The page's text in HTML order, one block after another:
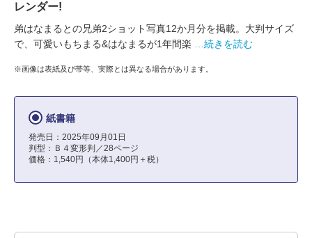
レンダー!
弟はなまるとの兄弟2ショット写真12か月分を掲載。大判サイズ
で、可愛いもちまる&はなまるが1年間楽
…続きを読む
※画像は表紙及び帯等、実際とは異なる場合があります。
紙書籍
発売日：2025年09月01日
判型：Ｂ４変形判／28ページ
価格：1,540円（本体1,400円＋税）